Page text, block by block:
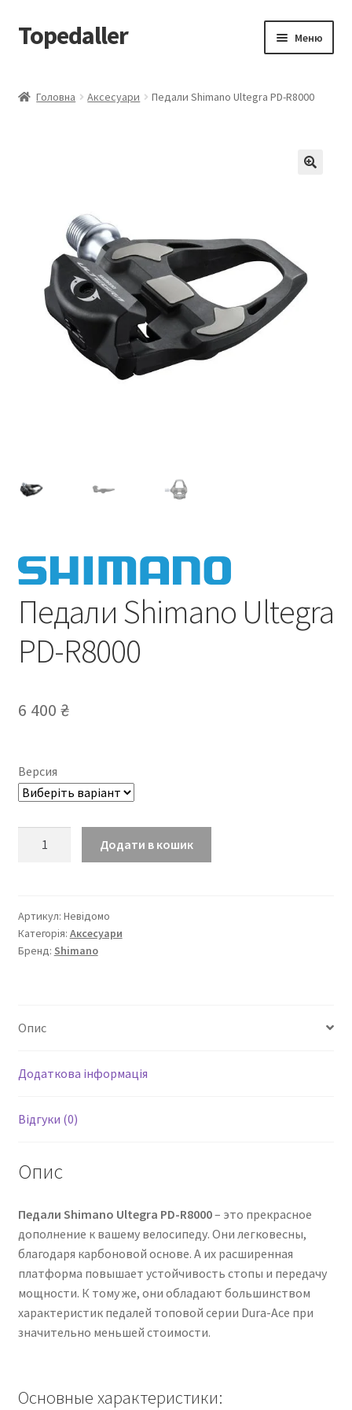
Перейти
до
Перейти
до
Topedaller Меню
Головна Аксесуари Педали Shimano Ultegra PD-R8000
Педали Shimano Ultegra
PD-R8000
6 400 ₴
Версия
R8000
кількість
Додати в кошик
Артикул: Невідомо
Категорія: Аксесуари
Бренд: Shimano
Опис
Додаткова інформація
Відгуки (0)
Опис
Педали Shimano Ultegra PD-R8000– это прекрасное
дополнение к вашему велосипеду. Они легковесны,
благодаря карбоновой основе. А их расширенная
платформа повышает устойчивость стопы и передачу
мощности. К тому же, они обладают большинством
характеристик педалей топовой серии Dura-Ace при
значительно меньшей стоимости.
Основные характеристики: